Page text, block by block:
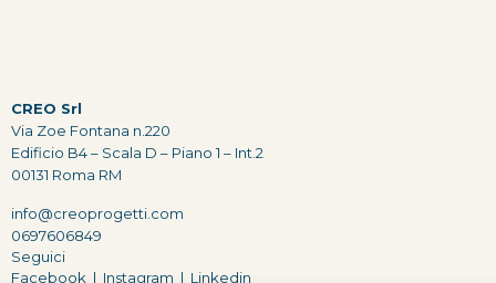
CREO Srl
Via Zoe Fontana n.220
Edificio B4 – Scala D – Piano 1 – Int.2
00131 Roma RM
info@creoprogetti.com
0697606849
Seguici
Facebook | Instagram | Linkedin